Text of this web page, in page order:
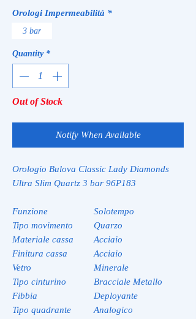
Orologi Impermeabilità *
3 bar
Quantity *
Out of Stock
Notify When Available
Orologio Bulova Classic Lady Diamonds
Ultra Slim Quartz 3 bar 96P183
Funzione
Solotempo
Tipo movimento
Quarzo
Materiale cassa
Acciaio
Finitura cassa
Acciaio
Vetro
Minerale
Tipo cinturino
Bracciale Metallo
Fibbia
Deployante
Tipo quadrante
Analogico